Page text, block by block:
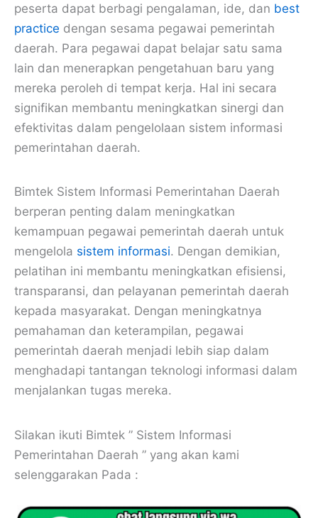
peserta dapat berbagi pengalaman, ide, dan best
practice dengan sesama pegawai pemerintah
daerah. Para pegawai dapat belajar satu sama
lain dan menerapkan pengetahuan baru yang
mereka peroleh di tempat kerja. Hal ini secara
signifikan membantu meningkatkan sinergi dan
efektivitas dalam pengelolaan sistem informasi
pemerintahan daerah.
Bimtek Sistem Informasi Pemerintahan Daerah
berperan penting dalam meningkatkan
kemampuan pegawai pemerintah daerah untuk
mengelola sistem informasi. Dengan demikian,
pelatihan ini membantu meningkatkan efisiensi,
transparansi, dan pelayanan pemerintah daerah
kepada masyarakat. Dengan meningkatnya
pemahaman dan keterampilan, pegawai
pemerintah daerah menjadi lebih siap dalam
menghadapi tantangan teknologi informasi dalam
menjalankan tugas mereka.
Silakan ikuti Bimtek ” Sistem Informasi
Pemerintahan Daerah ” yang akan kami
selenggarakan Pada :